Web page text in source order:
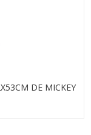
DE MICKEY